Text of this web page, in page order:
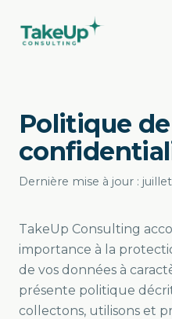
Politique de
Dernière mise à jour :
TakeUp Consulting
importance à la
de vos données à
présente politique
collectons, utilisons et